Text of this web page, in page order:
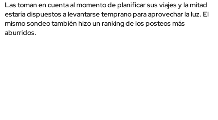
Las toman en cuenta al momento de planificar sus viajes y la mitad
estaría dispuestos a levantarse temprano para aprovechar la luz. El
mismo sondeo también hizo un ranking de los posteos más
aburridos.